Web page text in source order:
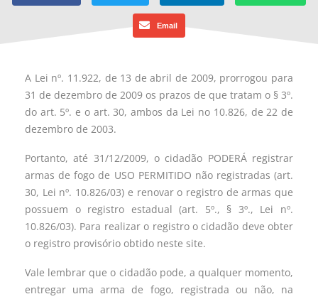
Email
A Lei nº. 11.922, de 13 de abril de 2009, prorrogou para
31 de dezembro de 2009 os prazos de que tratam o § 3º.
do art. 5º. e o art. 30, ambos da Lei no 10.826, de 22 de
dezembro de 2003.
Portanto, até 31/12/2009, o cidadão PODERÁ registrar
armas de fogo de USO PERMITIDO não registradas (art.
30, Lei nº. 10.826/03) e renovar o registro de armas que
possuem o registro estadual (art. 5º., § 3º., Lei nº.
10.826/03). Para realizar o registro o cidadão deve obter
o registro provisório obtido neste site.
Vale lembrar que o cidadão pode, a qualquer momento,
entregar uma arma de fogo, registrada ou não, na